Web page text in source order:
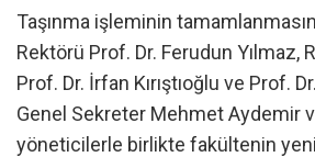
Taşınma işleminin
Rektörü Prof. Dr. Ferudun Yılmaz,
Prof. Dr. İrfan Kırıştıoğlu ve Prof.
Genel Sekreter Mehmet Aydemir
yöneticilerle birlikte fakültenin yeni